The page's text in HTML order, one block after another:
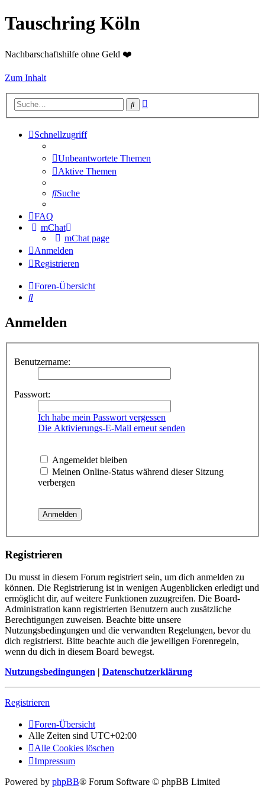
Tauschring Köln
Nachbarschaftshilfe ohne Geld ❤️
Zum Inhalt
Suche
Schnellzugriff
Unbeantwortete Themen
Aktive Themen
Suche
FAQ
mChat
mChat page
Anmelden
Registrieren
Foren-Übersicht
Suche
Anmelden
Benutzername:
Passwort:
Ich habe mein Passwort vergessen
Die Aktivierungs-E-Mail erneut senden
Angemeldet bleiben
Meinen Online-Status während dieser Sitzung
verbergen
Registrieren
Du musst in diesem Forum registriert sein, um dich anmelden zu
können. Die Registrierung ist in wenigen Augenblicken erledigt und
ermöglicht dir, auf weitere Funktionen zuzugreifen. Die Board-
Administration kann registrierten Benutzern auch zusätzliche
Berechtigungen zuweisen. Beachte bitte unsere
Nutzungsbedingungen und die verwandten Regelungen, bevor du
dich registrierst. Bitte beachte auch die jeweiligen Forenregeln,
wenn du dich in diesem Board bewegst.
Nutzungsbedingungen | Datenschutzerklärung
Registrieren
Foren-Übersicht
Alle Zeiten sind UTC+02:00
Alle Cookies löschen
Impressum
Powered by phpBB® Forum Software © phpBB Limited